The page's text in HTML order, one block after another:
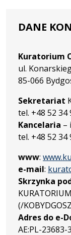
DANE
Kuratorium
ul.
85-066
Sekretariat
tel. +48 52 34
Kancelaria –
tel. +48 52 34
www:
e-mail:
Skrzynka
(/
Adres do e-
AE:PL-23683-